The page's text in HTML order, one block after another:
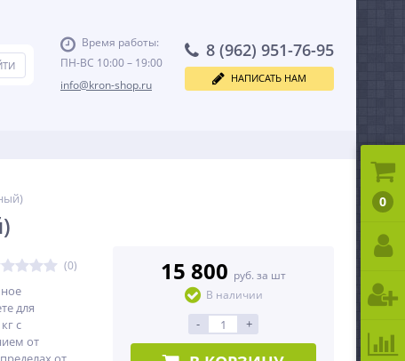
Время работы:
ПН-ВС 10:00 – 19:00
info@kron-shop.ru
8 (962) 951-76-95
НАПИСАТЬ НАМ
(0)
для
c
от
15 800 руб. за шт
В наличии
- +
0